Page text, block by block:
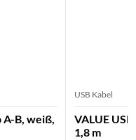
A-B, weiß,
USB Kabel
VALUE
1,8 m